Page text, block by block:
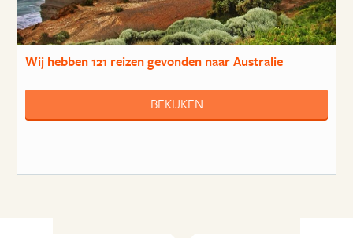
Wij hebben121 reizengevonden naar Australie
BEKIJKEN